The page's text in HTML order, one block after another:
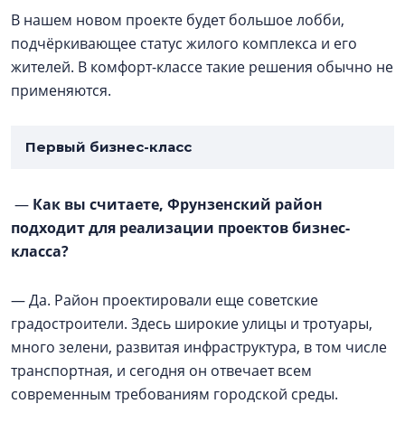
В нашем новом проекте будет большое лобби,
подчёркивающее статус жилого комплекса и его
жителей. В комфорт-классе такие решения обычно не
применяются.
Первый бизнес-класс
— Как вы считаете, Фрунзенский район
подходит для реализации проектов бизнес-
класса?
— Да. Район проектировали еще советские
градостроители. Здесь широкие улицы и тротуары,
много зелени, развитая инфраструктура, в том числе
транспортная, и сегодня он отвечает всем
современным требованиям городской среды.